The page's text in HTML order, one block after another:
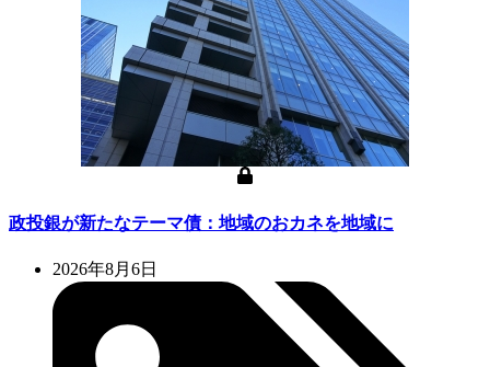
政投銀が新たなテーマ債：地域のおカネを地域に
2026年8月6日